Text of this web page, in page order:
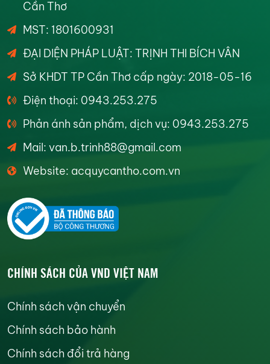
Cần Thơ
MST: 1801600931
ĐẠI DIỆN PHÁP LUẬT: TRỊNH THI BÍCH VÂN
Sở KHDT TP Cần Thơ cấp ngày: 2018-05-16
Điện thoại: 0943.253.275
Phản ánh sản phẩm, dịch vụ: 0943.253.275
Mail: van.b.trinh88@gmail.com
Website: acquycantho.com.vn
CHÍNH SÁCH CỦA VND VIỆT NAM
Chính sách vận chuyển
Chính sách bảo hành
Chính sách đổi trả hàng